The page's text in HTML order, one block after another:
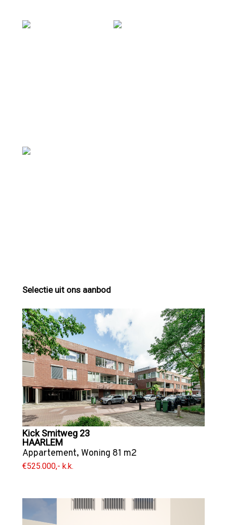
Selectie uit ons aanbod
Kick Smitweg 23
HAARLEM
Appartement, Woning 81 m2
€525.000,- k.k.